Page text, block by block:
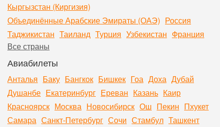
Кыргызстан (Киргизия)
Объединённые Арабские Эмираты (ОАЭ) Россия
Таджикистан Таиланд Турция Узбекистан Франция
Все страны
Авиабилеты
Анталья Баку Бангкок Бишкек Гоа Доха Дубай
Душанбе Екатеринбург Ереван Казань Каир
Красноярск Москва Новосибирск Ош Пекин Пхукет
Самара Санкт-Петербург Сочи Стамбул Ташкент